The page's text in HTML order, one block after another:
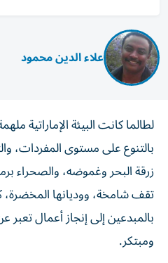
علاء الدين محمود
لطالما كانت البيئة الإماراتية
بالتنوع على مستوى المفردات،
زرقة البحر وغموضه، والصحراء
تقف شامخة، ووديانها
بالمبدعين إلى إنجاز أعمال
ومبتكر.